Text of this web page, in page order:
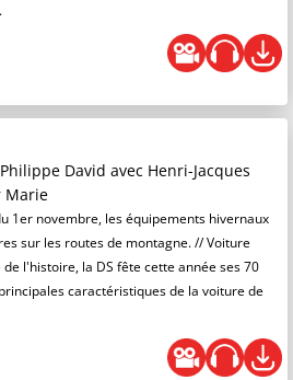
David avec Henri-Jacques
Marie
1er novembre, les équipements hivernaux
sur les routes de montagne. // Voiture
l'histoire, la DS fête cette année ses 70
caractéristiques de la voiture de